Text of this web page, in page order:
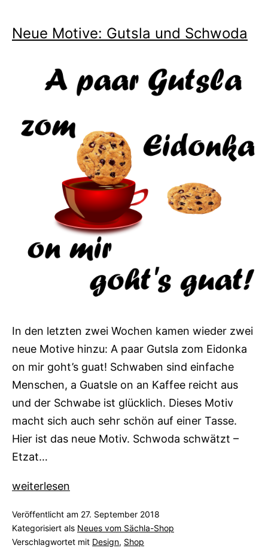
Neue Motive: Gutsla und Schwoda
In den letzten zwei Wochen kamen wieder zwei
neue Motive hinzu: A paar Gutsla zom Eidonka
on mir goht’s guat! Schwaben sind einfache
Menschen, a Guatsle on an Kaffee reicht aus
und der Schwabe ist glücklich. Dieses Motiv
macht sich auch sehr schön auf einer Tasse.
Hier ist das neue Motiv. Schwoda schwätzt –
Etzat…
Neue
Gutsla
und
weiterlesen
Veröffentlicht am 27. September 2018
Kategorisiert als Neues vom Sächla-Shop
Verschlagwortet mit Design, Shop